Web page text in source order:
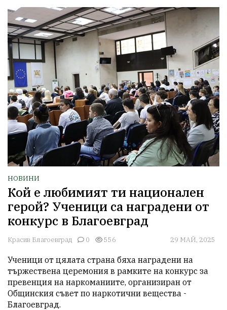
НОВИНИ
Кой е любимият ти национален
герой? Ученици са наградени от
конкурс в Благоевград
Красив Благоевград 0 556 29 МАЙ, 2025
Ученици от цялата страна бяха наградени на
тържествена церемония в рамките на конкурс за
превенция на наркоманиите, организиран от
Общинския съвет по наркотични вещества -
Благоевград.